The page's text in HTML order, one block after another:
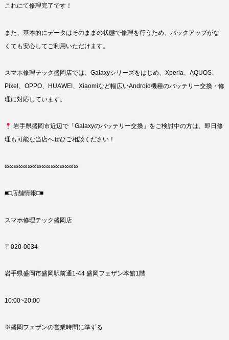
これにて修理完了です！
また、基本的にデータはそのままの状態で修理を行うため、バックアップがな
くても安心してご利用いただけます。
スマホ修理テック盛岡店では、Galaxyシリーズをはじめ、Xperia、AQUOS、
Pixel、OPPO、HUAWEI、Xiaomiなど幅広いAndroid機種のバッテリー交換・修
理に対応しています。
岩手県盛岡市近辺で「Galaxyのバッテリー交換」をご検討中の方は、即日修
理も可能な当店へぜひご相談ください！
∞∞∞∞∞∞∞∞∞∞∞∞∞∞∞∞
■□店舗情報□■
スマホ修理テック盛岡店
〒020-0034
岩手県盛岡市盛岡駅前通1-44 盛岡フェザン本館1階
10:00~20:00
※盛岡フェザンの営業時間に準ずる